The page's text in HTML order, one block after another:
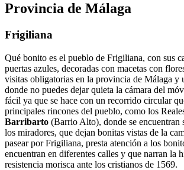
Provincia de Málaga
Frigiliana
Qué bonito es el pueblo de Frigiliana, con sus
puertas azules, decoradas con macetas con
visitas obligatorias en la provincia de Málaga y
donde no puedes dejar quieta la cámara del
fácil ya que se hace con un recorrido circular
principales rincones del pueblo, como los
Barribarto (Barrio Alto), donde se encuentran
los miradores, que dejan bonitas vistas de la
pasear por Frigiliana, presta atención a los
encuentran en diferentes calles y que narran la
resistencia morisca ante los cristianos de 1569.